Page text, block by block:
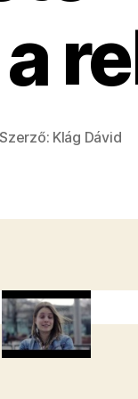
a
Szerző: Klág Dávid